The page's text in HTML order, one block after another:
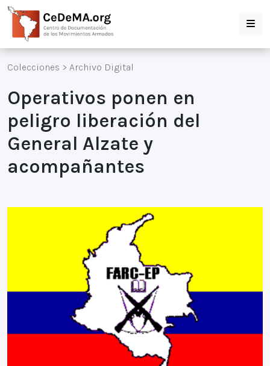
Colecciones > Archivo Digital
Operativos ponen en
peligro liberación del
General Alzate y
acompañantes